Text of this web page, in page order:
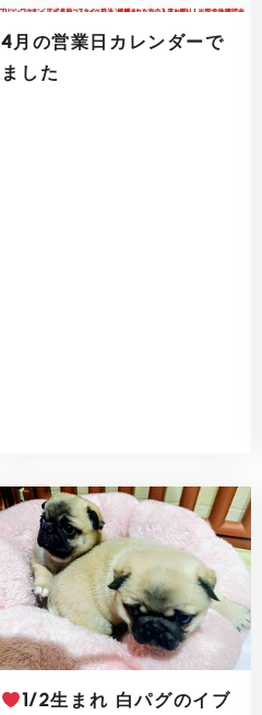
4月の営業日カレンダーで
ました
1/2生まれ 白パグのイブ